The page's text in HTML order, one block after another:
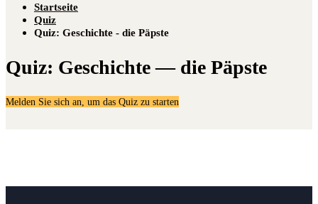
Startseite
Quiz
Quiz: Geschichte - die Päpste
Quiz: Geschich­te — die Päpste
Melden Sie sich an, um das Quiz zu starten